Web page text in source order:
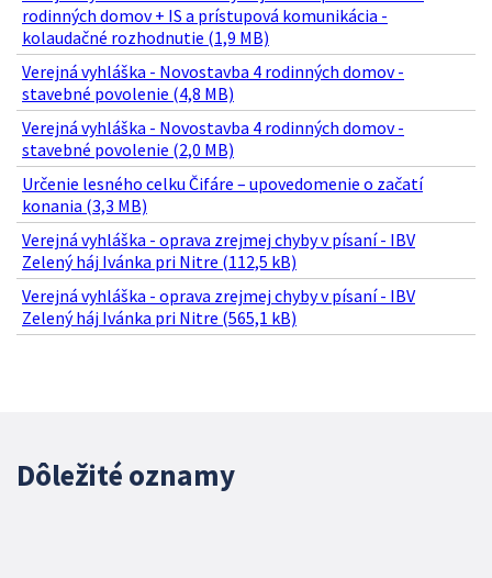
rodinných domov + IS a prístupová komunikácia -
kolaudačné rozhodnutie (1,9 MB)
Verejná vyhláška - Novostavba 4 rodinných domov -
stavebné povolenie (4,8 MB)
Verejná vyhláška - Novostavba 4 rodinných domov -
stavebné povolenie (2,0 MB)
Určenie lesného celku Čifáre – upovedomenie o začatí
konania (3,3 MB)
Verejná vyhláška - oprava zrejmej chyby v písaní - IBV
Zelený háj Ivánka pri Nitre (112,5 kB)
Verejná vyhláška - oprava zrejmej chyby v písaní - IBV
Zelený háj Ivánka pri Nitre (565,1 kB)
Dôležité oznamy